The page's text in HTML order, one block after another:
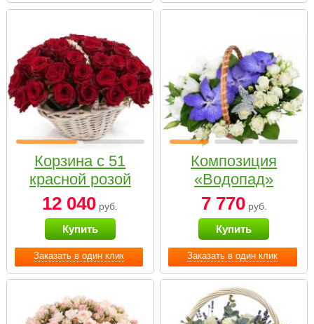
Заказать в один клик
Корзина с 51
красной розой
12 040 руб.
Купить
Заказать в один клик
Композиция
«Водопад»
7 770руб.
Купить